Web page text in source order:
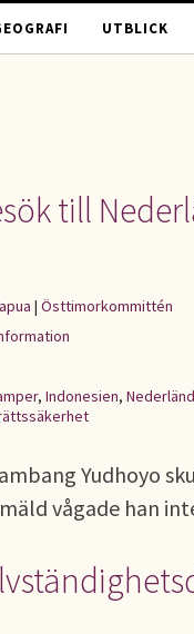
UTBLICK
till
| Östtimorkommittén
, Indonesien,
Yudhoyo
vågade han